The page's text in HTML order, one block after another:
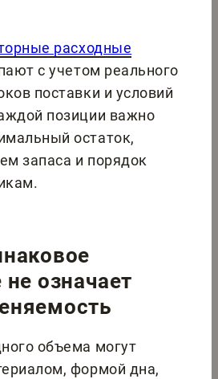
расходные
с учетом реального
поставки и условий
позиции важно
остаток,
запаса и порядок
означает
объема могут
формой дна,